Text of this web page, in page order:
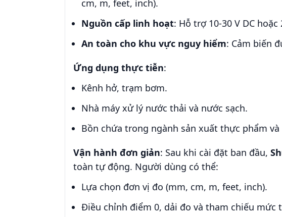
cm, m, feet, inch).
Nguồn cấp linh hoạt: Hỗ trợ 10-30 V DC
An toàn cho khu vực nguy hiểm: Cảm biến
Ứng dụng thực tiễn:
Kênh hở, trạm bơm.
Nhà máy xử lý nước thải và nước sạch.
Bồn chứa trong ngành sản xuất thực phẩm
Vận hành đơn giản: Sau khi cài đặt ban đầu,
toàn tự động. Người dùng có thể:
Lựa chọn đơn vị đo (mm, cm, m, feet, inch).
Điều chỉnh điểm 0, dải đo và tham chiếu